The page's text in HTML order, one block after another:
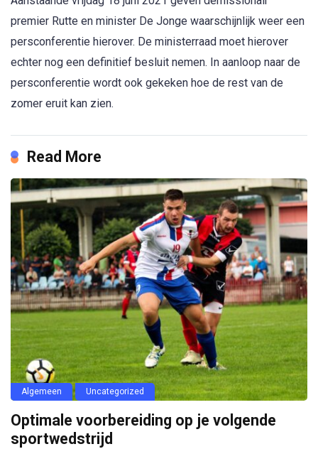
premier Rutte en minister De Jonge waarschijnlijk weer een
persconferentie hierover. De ministerraad moet hierover
echter nog een definitief besluit nemen. In aanloop naar de
persconferentie wordt ook gekeken hoe de rest van de
zomer eruit kan zien.
Read More
Algemeen Uncategorized
Optimale voorbereiding op je volgende
sportwedstrijd